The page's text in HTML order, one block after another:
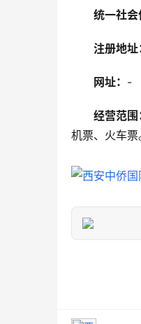
统一社会
注册地址
网址： -
经营范围
机票、火车票